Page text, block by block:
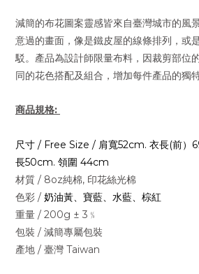
減簡的布花圖案靈感皆來自臺灣城市的風
意過的畫面，像是鐵皮屋的線條排列，或
駁。產品為設計師限量布料，因裁剪部位
同的花色搭配及組合，增加每件產品的獨
商品規格:
尺寸 / Free Size / 肩寬52cm. 衣長(前）
長50cm. 領圍 44cm
材質 / 8oz純棉, 印花絲光棉
色彩 / 奶油黃、寶藍、水藍、棕紅
重量 / 200g ± 3﹪
包裝 / 減簡專屬包裝
產地 / 臺灣 Taiwan